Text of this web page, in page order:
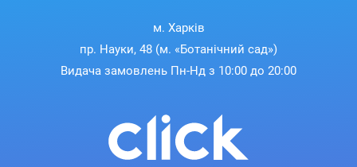
м. Харків
пр. Науки, 48 (м. «Ботанічний сад»)
Видача замовлень Пн-Нд з 10:00 до 20:00